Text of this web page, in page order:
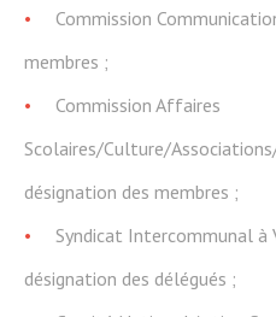
Commission
membres ;
Commission Affaires
Scolaires/Culture/
désignation des membres ;
Syndicat Intercommunal à
désignation des délégués ;